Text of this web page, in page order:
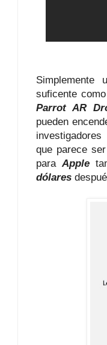
suficente
Parrot AR
pueden
que parece
paraApple
dólares